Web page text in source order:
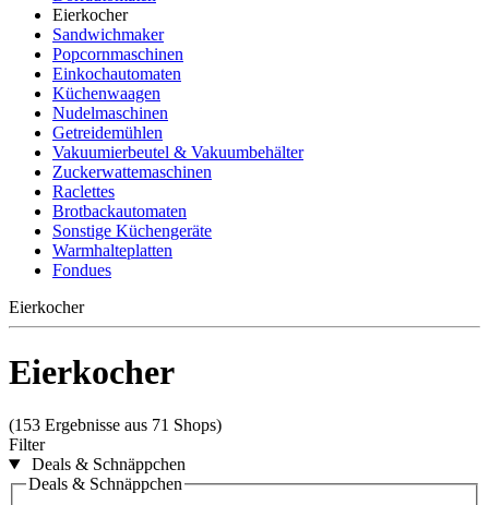
Eierkocher
Sandwichmaker
Popcornmaschinen
Einkochautomaten
Küchenwaagen
Nudelmaschinen
Getreidemühlen
Vakuumierbeutel & Vakuumbehälter
Zuckerwattemaschinen
Raclettes
Brotbackautomaten
Sonstige Küchengeräte
Warmhalteplatten
Fondues
Eierkocher
Eierkocher
(153 Ergebnisse aus 71 Shops)
Filter
Deals & Schnäppchen
Deals & Schnäppchen